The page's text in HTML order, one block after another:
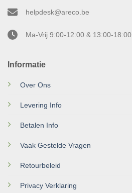
Informatie
Over Ons
Levering Info
Betalen Info
Vaak Gestelde Vragen
Retourbeleid
Privacy Verklaring
helpdesk@areco.be
Ma-Vrij 9:00-12:00 & 13:00-18:00